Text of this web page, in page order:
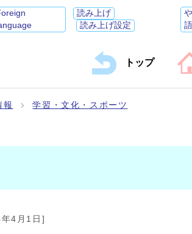
読み上げ
読み上げ設定
語
トップ
報 学習・文化・スポーツ
4月1日]